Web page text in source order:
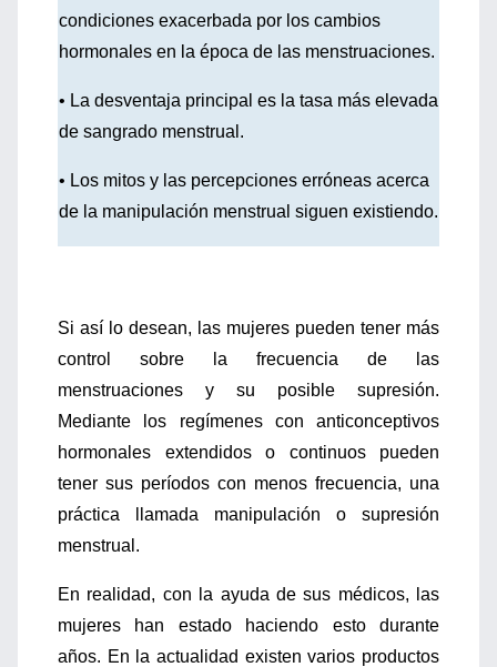
condiciones exacerbada por los cambios
hormonales en la época de las menstruaciones.
• La desventaja principal es la tasa más elevada
de sangrado menstrual.
• Los mitos y las percepciones erróneas acerca
de la manipulación menstrual siguen existiendo.
Si así lo desean, las mujeres pueden tener más
control sobre la frecuencia de las
menstruaciones y su posible supresión.
Mediante los regímenes con anticonceptivos
hormonales extendidos o continuos pueden
tener sus períodos con menos frecuencia, una
práctica llamada manipulación o supresión
menstrual.
En realidad, con la ayuda de sus médicos, las
mujeres han estado haciendo esto durante
años. En la actualidad existen varios productos